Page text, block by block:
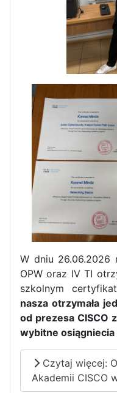
Zakończenie
Zakończenie
Portugalii
Rozpoczęcie
na kryzys” w
W dniu 26.06.2026
OPW oraz IV TI
szkolnym
nasza otrzymała
od prezesa CISCO
wybitne
Czytaj więcej:
Akademii CISCO